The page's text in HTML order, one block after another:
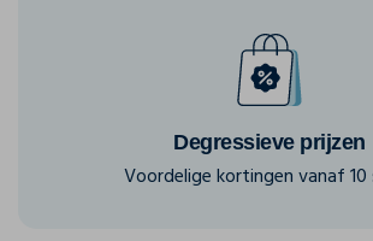
Degressieve prijzen
Voordelige kortingen vanaf 10